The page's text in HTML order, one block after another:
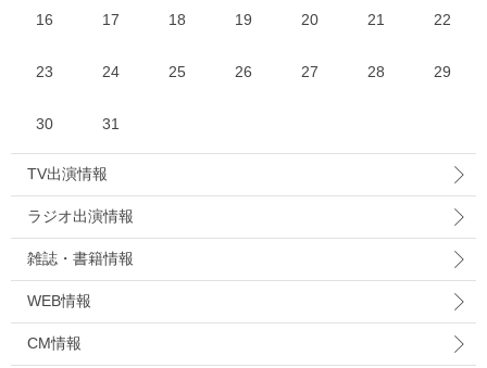
16 17 18 19 20 21 22
23 24 25 26 27 28 29
30 31
TV出演情報
ラジオ出演情報
雑誌・書籍情報
WEB情報
CM情報